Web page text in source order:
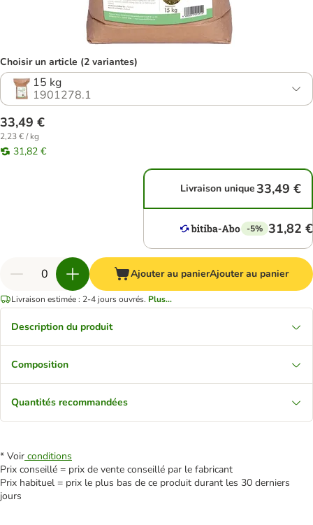
Choisir un article (2 variantes)
15 kg
1901278.1
33,49 €
2,23 € / kg
31,82 €
Livraison unique33,49 €
-5% 31,82 €
Ajouter au panierAjouter au panier
Livraison estimée : 2-4 jours ouvrés. Plus...
Description du produit
Composition
Quantités recommandées
* Voir conditions
Prix conseillé = prix de vente conseillé par le fabricant
Prix habituel = prix le plus bas de ce produit durant les 30 derniers
jours